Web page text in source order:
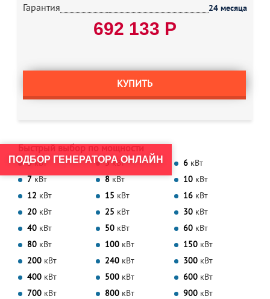
Гарантия 24 месяца
692 133 Р
КУПИТЬ
Быстрый выбор по мощности
3 кВт 5 кВт 6 кВт
7 кВт 8 кВт 10 кВт
12 кВт 15 кВт 16 кВт
20 кВт 25 кВт 30 кВт
40 кВт 50 кВт 60 кВт
80 кВт 100 кВт 150 кВт
200 кВт 240 кВт 300 кВт
400 кВт 500 кВт 600 кВт
700 кВт 800 кВт 900 кВт
ПОДБОР ГЕНЕРАТОРА ОНЛАЙН